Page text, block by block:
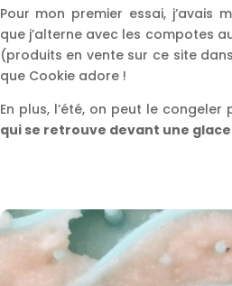
Pour mon premier essai, j’avais
que j’alterne avec les compotes
(produits en vente sur ce site
que Cookie adore !
En plus, l’été, on peut le
qui se retrouve devant une